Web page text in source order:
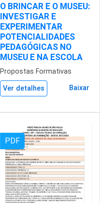
O BRINCAR E O MUSEU:
INVESTIGAR E
EXPERIMENTAR
POTENCIALIDADES
PEDAGÓGICAS NO
MUSEU E NA ESCOLA
Propostas Formativas
Ver detalhes Baixar
PDF